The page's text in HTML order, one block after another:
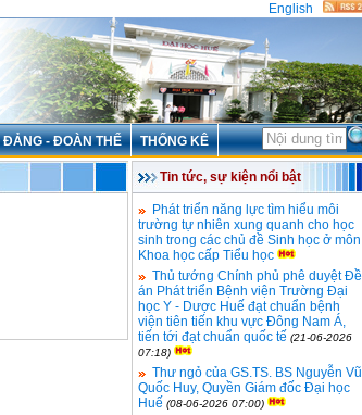
English
ĐẢNG - ĐOÀN THỂ THỐNG KÊ
Tin tức, sự kiện nổi bật
Phát triển năng lực tìm hiểu môi
trường tự nhiên xung quanh cho học
sinh trong các chủ đề Sinh học ở môn
Khoa học cấp Tiểu học
Thủ tướng Chính phủ phê duyệt Đề
án Phát triển Bệnh viện Trường Đại
học Y - Dược Huế đạt chuẩn bệnh
viện tiên tiến khu vực Đông Nam Á,
tiến tới đạt chuẩn quốc tế (21-06-2026
07:18)
Thư ngỏ của GS.TS. BS Nguyễn Vũ
Quốc Huy, Quyền Giám đốc Đại học
Huế (08-06-2026 07:00)